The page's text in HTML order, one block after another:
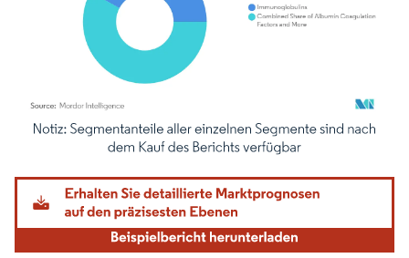
Bild © Mordor Intelligence. Wiederverwendung erfordert Namensnennung